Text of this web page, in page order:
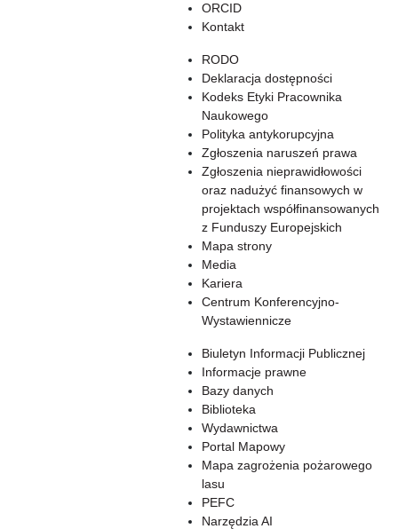
ORCID
Kontakt
RODO
Deklaracja dostępności
Kodeks Etyki Pracownika
Naukowego
Polityka antykorupcyjna
Zgłoszenia naruszeń prawa
Zgłoszenia nieprawidłowości
oraz nadużyć finansowych w
projektach współfinansowanych
z Funduszy Europejskich
Mapa strony
Media
Kariera
Centrum Konferencyjno-
Wystawiennicze
Biuletyn Informacji Publicznej
Informacje prawne
Bazy danych
Biblioteka
Wydawnictwa
Portal Mapowy
Mapa zagrożenia pożarowego
lasu
PEFC
Narzędzia AI